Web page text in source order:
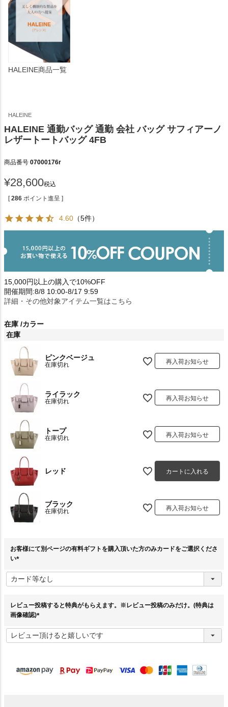
HALEINE商品一覧
HALEINE
HALEINE 通勤バッグ 通勤 会社 バッグ サフィアーノ
レザートートバッグ 4FB
商品番号 07000176r
¥28,600税込
[ 286 ポイント進呈 ]
4.60 （5件）
15,000円以上の購入で10%OFF
開催期間:8/8 10:00-8/17 9:59
詳細・その他対象アイテム一覧はこちら
在庫 カラー
在庫
ピンクベージュ
在庫切れ 再入荷お知らせ
ライラック
在庫切れ 再入荷お知らせ
トープ
在庫切れ 再入荷お知らせ
レッド カートに入れる
ブラック
在庫切れ 再入荷お知らせ
お客様にて別ページの有料ギフトを購入頂いた方のみカードをご選択くださ
い
必
須
レビュー投稿すると特典がもらえます。※レビュー投稿のみだけ。(特典は
画像確認)
必
須